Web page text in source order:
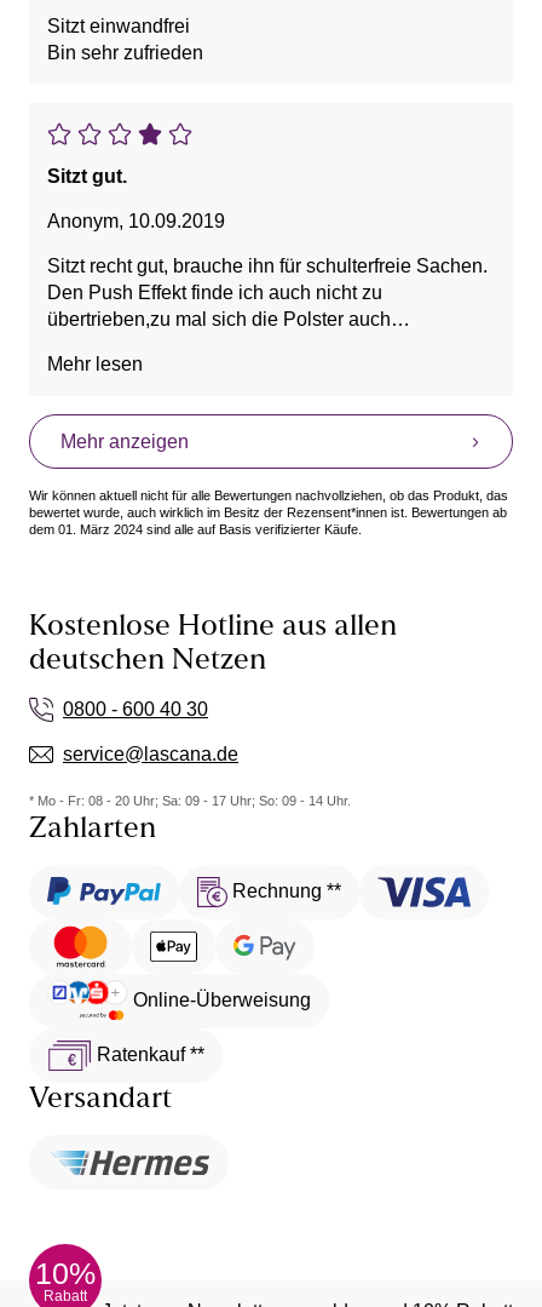
Sitzt einwandfrei
Bin sehr zufrieden
Sitzt gut.
Anonym, 10.09.2019
Sitzt recht gut, brauche ihn für schulterfreie Sachen.
Den Push Effekt finde ich auch nicht zu
übertrieben,zu mal sich die Polster auch
Häkchen ist zu breit, da ist es etwas unbequem,
abnehmen.
Mehr lesen
Mehr anzeigen
Wir können aktuell nicht für alle Bewertungen nachvollziehen, ob das Produkt, das
bewertet wurde, auch wirklich im Besitz der Rezensent*innen ist. Bewertungen ab
dem 01. März 2024 sind alle auf Basis verifizierter Käufe.
Kostenlose Hotline aus allen
deutschen Netzen
0800 - 600 40 30
service@lascana.de
* Mo - Fr: 08 - 20 Uhr; Sa: 09 - 17 Uhr; So: 09 - 14 Uhr.
Zahlarten
Rechnung **
Online-Überweisung
Ratenkauf **
Versandart
10%
Rabatt